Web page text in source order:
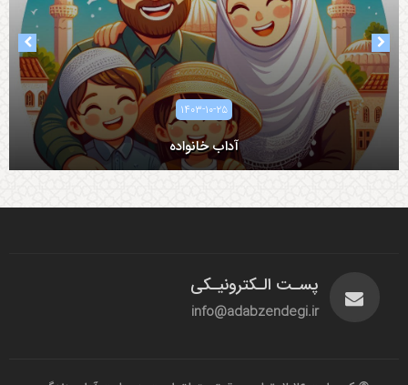
۱۴۰۳-۱۰-۲۵
پسـت الـکترونیـکی
info@adabzendegi.ir